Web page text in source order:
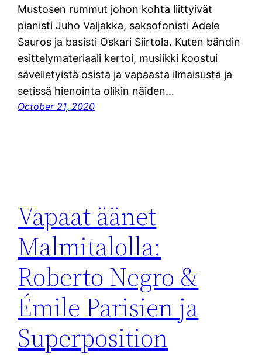
Mustosen rummut johon kohta liittyivät
pianisti Juho Valjakka, saksofonisti Adele
Sauros ja basisti Oskari Siirtola. Kuten bändin
esittelymateriaali kertoi, musiikki koostui
sävelletyistä osista ja vapaasta ilmaisusta ja
setissä hienointa olikin näiden…
October 21, 2020
Vapaat äänet
Malmitalolla:
Roberto Negro &
Émile Parisien ja
Superposition